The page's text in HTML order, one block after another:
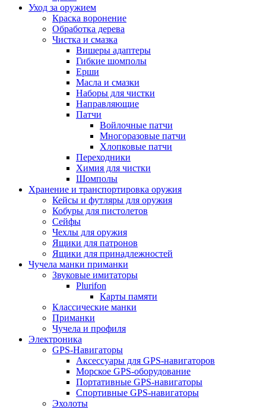
Уход за оружием
Краска воронение
Обработка дерева
Чистка и смазка
Вишеры адаптеры
Гибкие шомполы
Ерши
Масла и смазки
Наборы для чистки
Направляющие
Патчи
Войлочные патчи
Многоразовые патчи
Хлопковые патчи
Переходники
Химия для чистки
Шомполы
Хранение и транспортировка оружия
Кейсы и футляры для оружия
Кобуры для пистолетов
Сейфы
Чехлы для оружия
Ящики для патронов
Ящики для принадлежностей
Чучела манки приманки
Звуковые имитаторы
Plurifon
Карты памяти
Классические манки
Приманки
Чучела и профиля
Электроника
GPS-Навигаторы
Аксессуары для GPS-навигаторов
Морское GPS-оборудование
Портативные GPS-навигаторы
Спортивные GPS-навигаторы
Эхолоты